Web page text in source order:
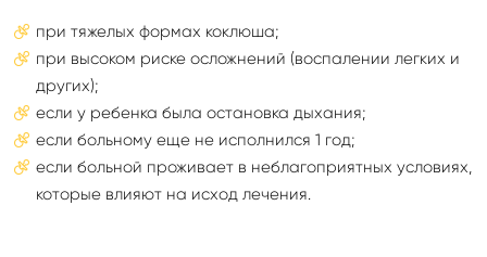
при тяжелых формах коклюша;
при высоком риске осложнений (воспалении легких и
других);
если у ребенка была остановка дыхания;
если больному еще не исполнился 1 год;
если больной проживает в неблагоприятных условиях,
которые влияют на исход лечения.